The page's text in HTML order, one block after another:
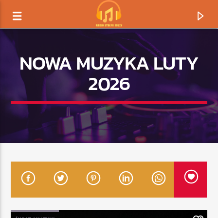
TERAZ GRAMY
TYTUŁ
ARTYSTA
NOWA MUZYKA LUTY
2026